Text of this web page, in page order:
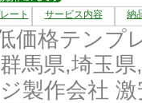
ート サービス内容 納
価格テンプ
馬県,埼玉
ジ製作会社